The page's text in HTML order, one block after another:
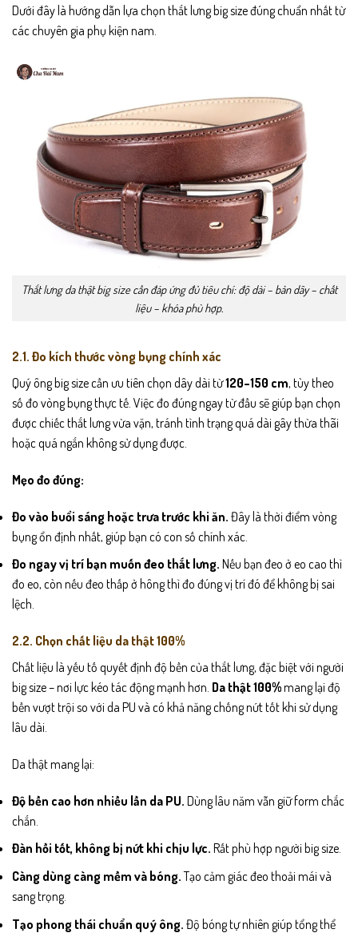
Dưới đây là hướng dẫn lựa chọn thắt lưng big size đúng chuẩn nhất từ
các chuyên gia phụ kiện nam.
Thắt lưng da thật big size cần đáp ứng đủ tiêu chí: độ dài – bản dây – chất
liệu – khóa phù hợp.
2.1. Đo kích thước vòng bụng chính xác
Quý ông big size cần ưu tiên chọn dây dài từ120–150 cm, tùy theo
số đo vòng bụng thực tế. Việc đo đúng ngay từ đầu sẽ giúp bạn chọn
được chiếc thắt lưng vừa vặn, tránh tình trạng quá dài gây thừa thãi
hoặc quá ngắn không sử dụng được.
Mẹo đo đúng:
Đo vào buổi sáng hoặc trưa trước khi ăn. Đây là thời điểm vòng
bụng ổn định nhất, giúp bạn có con số chính xác.
Đo ngay vị trí bạn muốn đeo thắt lưng. Nếu bạn đeo ở eo cao thì
đo eo, còn nếu đeo thấp ở hông thì đo đúng vị trí đó để không bị sai
lệch.
2.2. Chọn chất liệu da thật 100%
Chất liệu là yếu tố quyết định độ bền của thắt lưng, đặc biệt với người
big size – nơi lực kéo tác động mạnh hơn. Da thật 100%mang lại độ
bền vượt trội so với da PU và có khả năng chống nứt tốt khi sử dụng
lâu dài.
Da thật mang lại:
Độ bền cao hơn nhiều lần da PU. Dùng lâu năm vẫn giữ form chắc
chắn.
Đàn hồi tốt, không bị nứt khi chịu lực. Rất phù hợp người big size.
Càng dùng càng mềm và bóng.Tạo cảm giác đeo thoải mái và
sang trọng.
Tạo phong thái chuẩn quý ông. Độ bóng tự nhiên giúp tổng thể